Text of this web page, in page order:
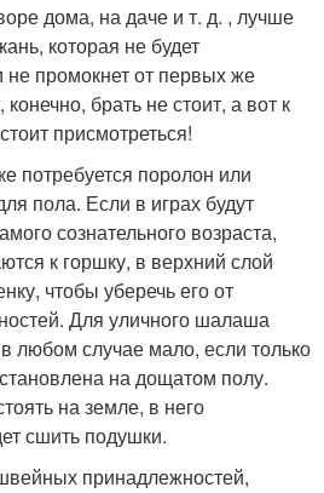
дома, на даче и т. д. , лучше
которая не будет
не промокнет от первых же
брать не стоит, а вот к
присмотреться!
потребуется поролон или
пола. Если в играх будут
сознательного возраста,
к горшку, в верхний слой
чтобы уберечь его от
Для уличного шалаша
любом случае мало, если только
на дощатом полу.
на земле, в него
сшить подушки.
принадлежностей,